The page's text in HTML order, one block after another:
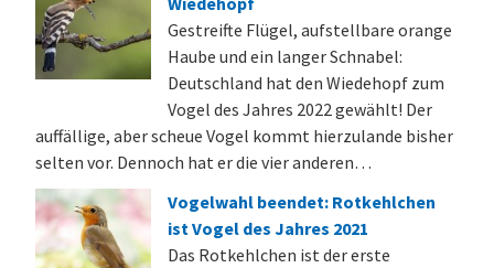
Gestreifte Flügel, aufstellbare orange
Haube und ein langer Schnabel:
Deutschland hat den Wiedehopf zum
Vogel des Jahres 2022 gewählt! Der
auffällige, aber scheue Vogel kommt hierzulande bisher
selten vor. Dennoch hat er die vier anderen…
Vogelwahl beendet: Rotkehlchen
ist Vogel des Jahres 2021
Das Rotkehlchen ist der erste